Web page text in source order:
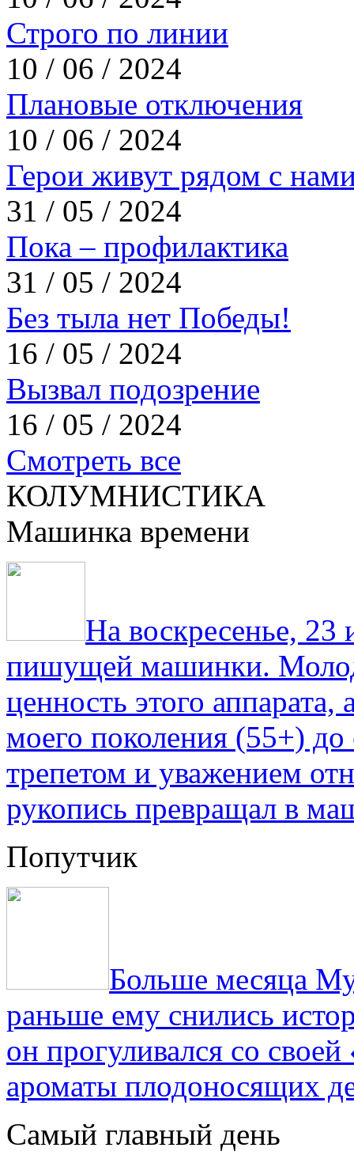
Строго по линии
10 / 06 / 2024
Плановые отключения
10 / 06 / 2024
Герои живут рядом с
31 / 05 / 2024
Пока – профилактика
31 / 05 / 2024
Без тыла нет Победы!
16 / 05 / 2024
Вызвал подозрение
16 / 05 / 2024
Смотреть все
КОЛУМНИСТИКА
Машинка времени
На воскресенье,
пишущей машинки.
ценность этого
моего поколения (55+) до
трепетом и уважением
рукопись превращал в
Попутчик
Больше месяца
раньше ему снились
он прогуливался со
ароматы плодоносящих
Самый главный день